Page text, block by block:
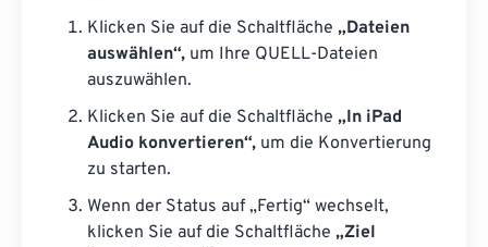
Klicken Sie auf die Schaltfläche „Dateien
auswählen“, um Ihre QUELL-Dateien
auszuwählen.
Klicken Sie auf die Schaltfläche „In iPad
Audio konvertieren“, um die Konvertierung
zu starten.
Wenn der Status auf „Fertig“ wechselt,
klicken Sie auf die Schaltfläche „Ziel